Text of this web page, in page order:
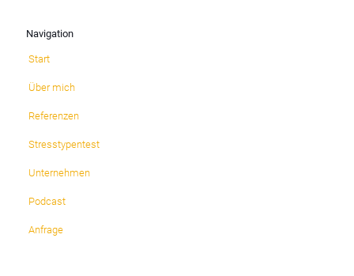
Navigation
Start
Über mich
Referenzen
Stresstypentest
Unternehmen
Podcast
Anfrage